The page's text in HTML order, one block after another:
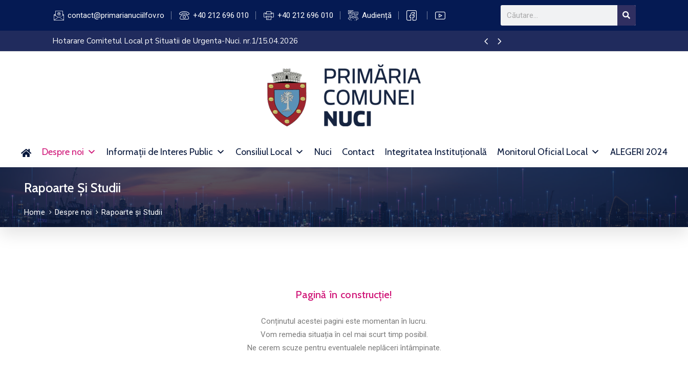
contact@primarianuciilfov.ro +40 212 696 010 +40 212 696 010 Audiență
Hotarare Comitetul Local pt Situatii de Urgenta-Nuci. nr.1/15.04.2026
Despre noi Informații de Interes Public Consiliul Local Nuci Contact Integritatea Instituțională Monitorul Oficial Local ALEGERI 2024
Rapoarte Și Studii
Home Despre noi Rapoarte și Studii
Pagină în construcție!
Conținutul acestei pagini este momentan în lucru.
Vom remedia situația în cel mai scurt timp posibil.
Ne cerem scuze pentru eventualele neplăceri întâmpinate.